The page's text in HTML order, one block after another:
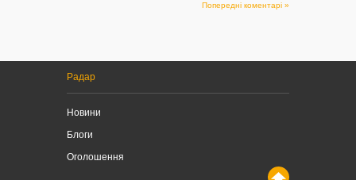
Попередні коментарі »
Радар
Новини
Блоги
Оголошення